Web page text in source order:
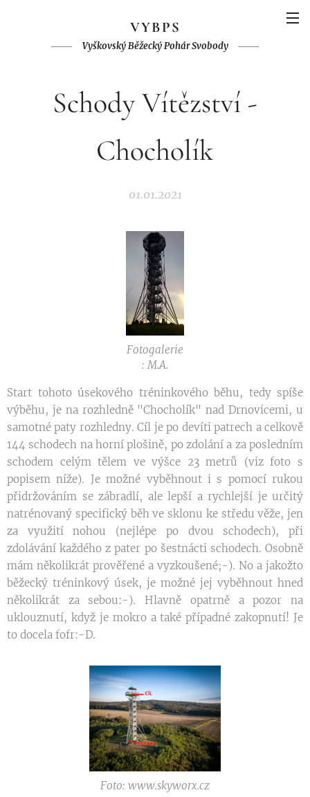
VYBPS
Vyškovský Běžecký Pohár Svobody
Schody Vítězství -
Chocholík
01.01.2021
Fotogalerie
: M.A.
Start tohoto úsekového tréninkového běhu, tedy spíše
výběhu, je na rozhledně "Chocholík" nad Drnovicemi, u
samotné paty rozhledny. Cíl je po devíti patrech a celkově
144 schodech na horní plošině, po zdolání a za posledním
schodem celým tělem ve výšce 23 metrů (viz foto s
popisem níže). Je možné vyběhnout i s pomocí rukou
přidržováním se zábradlí, ale lepší a rychlejší je určitý
natrénovaný specifický běh ve sklonu ke středu věže, jen
za využití nohou (nejlépe po dvou schodech), při
zdolávání každého z pater po šestnácti schodech. Osobně
mám několikrát prověřené a vyzkoušené;-). No a jakožto
běžecký tréninkový úsek, je možné jej vyběhnout hned
několikrát za sebou:-). Hlavně opatrně a pozor na
uklouznutí, když je mokro a také případné zakopnutí! Je
to docela fofr:-D.
Foto: www.skyworx.cz